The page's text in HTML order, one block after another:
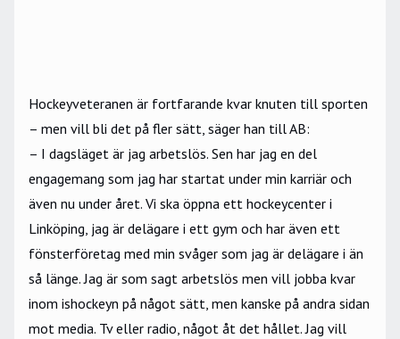
Hockeyveteranen är fortfarande kvar knuten till sporten
– men vill bli det på fler sätt, säger han till AB:
– I dagsläget är jag arbetslös. Sen har jag en del
engagemang som jag har startat under min karriär och
även nu under året. Vi ska öppna ett hockeycenter i
Linköping, jag är delägare i ett gym och har även ett
fönsterföretag med min svåger som jag är delägare i än
så länge. Jag är som sagt arbetslös men vill jobba kvar
inom ishockeyn på något sätt, men kanske på andra sidan
mot media. Tv eller radio, något åt det hållet. Jag vill